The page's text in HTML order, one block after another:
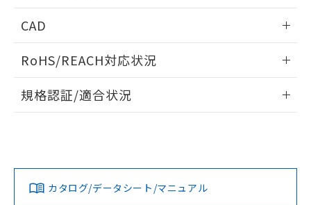
CAD
ドすることができます。
ログイン/会員登録
ダウンロードデータをご利用いただく前に、以下を必ずお読
みください。
ソフトウェアの使用条件
RoHS/REACH対応状況
EU RoHS 注意事項・凡例
対応済み
規格認証/適合状況
カタログ/データシート/マニュアル